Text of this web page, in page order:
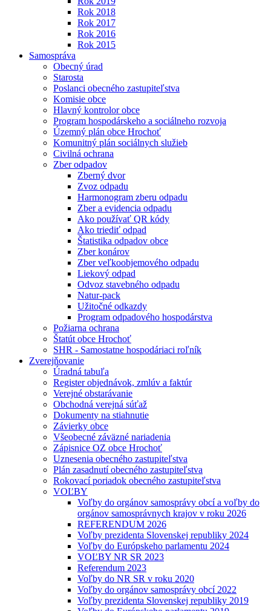
Rok 2018
Rok 2017
Rok 2016
Rok 2015
Samospráva
Obecný úrad
Starosta
Poslanci obecného zastupiteľstva
Komisie obce
Hlavný kontrolor obce
Program hospodárskeho a sociálneho rozvoja
Územný plán obce Hrochoť
Komunitný plán sociálnych služieb
Civilná ochrana
Zber odpadov
Zberný dvor
Zvoz odpadu
Harmonogram zberu odpadu
Zber a evidencia odpadu
Ako používať QR kódy
Ako triediť odpad
Štatistika odpadov obce
Zber konárov
Zber veľkoobjemového odpadu
Liekový odpad
Odvoz stavebného odpadu
Natur-pack
Užitočné odkazdy
Program odpadového hospodárstva
Požiarna ochrana
Štatút obce Hrochoť
SHR - Samostatne hospodáriaci roľník
Zverejňovanie
Úradná tabuľa
Register objednávok, zmlúv a faktúr
Verejné obstarávanie
Obchodná verejná súťaž
Dokumenty na stiahnutie
Závierky obce
Všeobecné záväzné nariadenia
Zápisnice OZ obce Hrochoť
Uznesenia obecného zastupiteľstva
Plán zasadnutí obecného zastupiteľstva
Rokovací poriadok obecného zastupiteľstva
VOĽBY
Voľby do orgánov samosprávy obcí a voľby do
orgánov samosprávnych krajov v roku 2026
REFERENDUM 2026
Voľby prezidenta Slovenskej republiky 2024
Voľby do Európskeho parlamentu 2024
VOĽBY NR SR 2023
Referendum 2023
Voľby do NR SR v roku 2020
Voľby do orgánov samosprávy obcí 2022
Voľby prezidenta Slovenskej republiky 2019